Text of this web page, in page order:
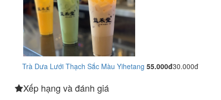
Trà Dưa Lưới Thạch Sắc Màu Yihetang 55.000đ30.000đ
Xếp hạng và đánh giá